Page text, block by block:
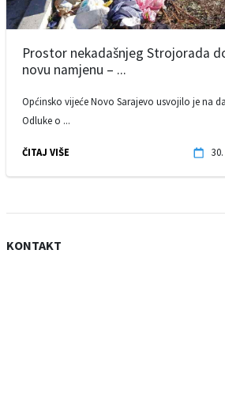
Prostor nekadašnjeg Strojorada
novu namjenu – ...
Općinsko vijeće Novo Sarajevo usvojilo je na
Odluke o ...
ČITAJ VIŠE
KONTAKT